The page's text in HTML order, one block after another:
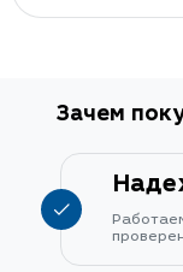
Зачем